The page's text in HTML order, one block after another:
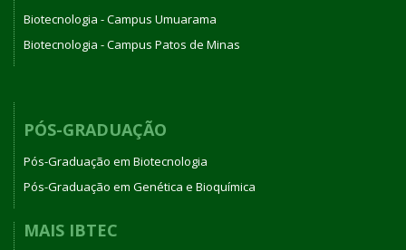
Biotecnologia - Campus Umuarama
Biotecnologia - Campus Patos de Minas
PÓS-GRADUAÇÃO
Pós-Graduação em Biotecnologia
Pós-Graduação em Genética e Bioquímica
MAIS IBTEC